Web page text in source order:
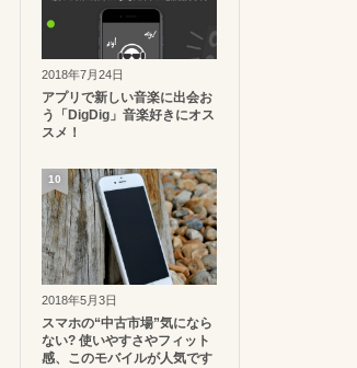
2018年7月24日
アプリで新しい音楽に出会お
う「DigDig」音楽好きにオス
スメ！
2018年5月3日
スマホの“中古市場”気になら
ない? 使いやすさやフィット
感、このモバイルが人気です
10